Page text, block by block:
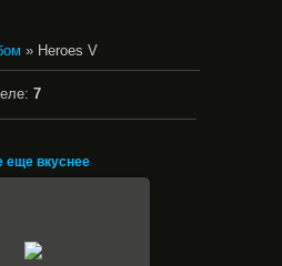
» Heroes V
: 7
еще вкуснее